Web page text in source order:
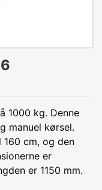
1000 kg. Denne
manuel kørsel.
cm, og den
er
er 1150 mm.